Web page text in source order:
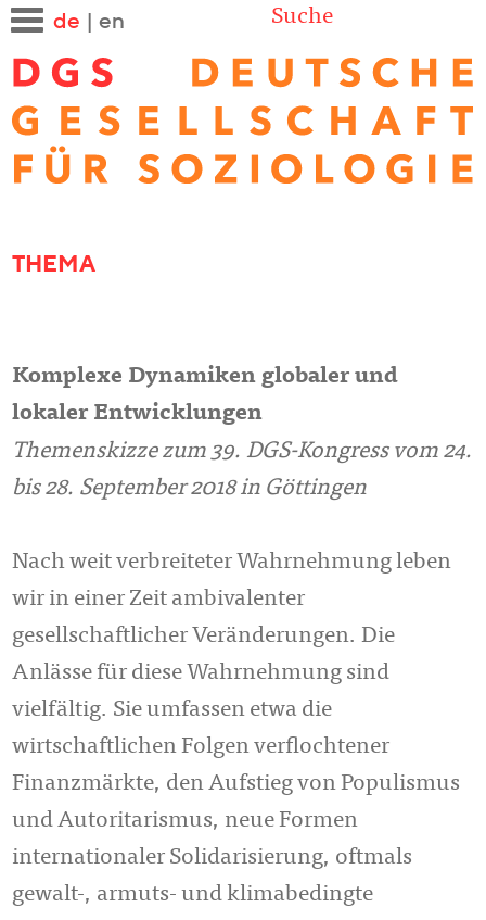
de en Suche
THEMA
Komplexe Dynamiken globaler und
lokaler Entwicklungen
Themenskizze zum 39. DGS-Kongress vom 24.
bis 28. September 2018 in Göttingen
Nach weit verbreiteter Wahrnehmung leben
wir in einer Zeit ambivalenter
gesellschaftlicher Veränderungen. Die
Anlässe für diese Wahrnehmung sind
vielfältig. Sie umfassen etwa die
wirtschaftlichen Folgen verflochtener
Finanzmärkte, den Aufstieg von Populismus
und Autoritarismus, neue Formen
internationaler Solidarisierung, oftmals
gewalt-, armuts- und klimabedingte